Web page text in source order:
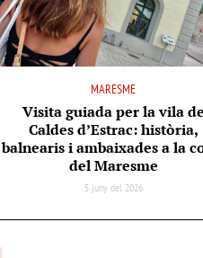
MARESME
Visita guiada per la vila de
Caldes d’Estrac: història,
balnearis i ambaixades a la
del Maresme
5 juny del 2026